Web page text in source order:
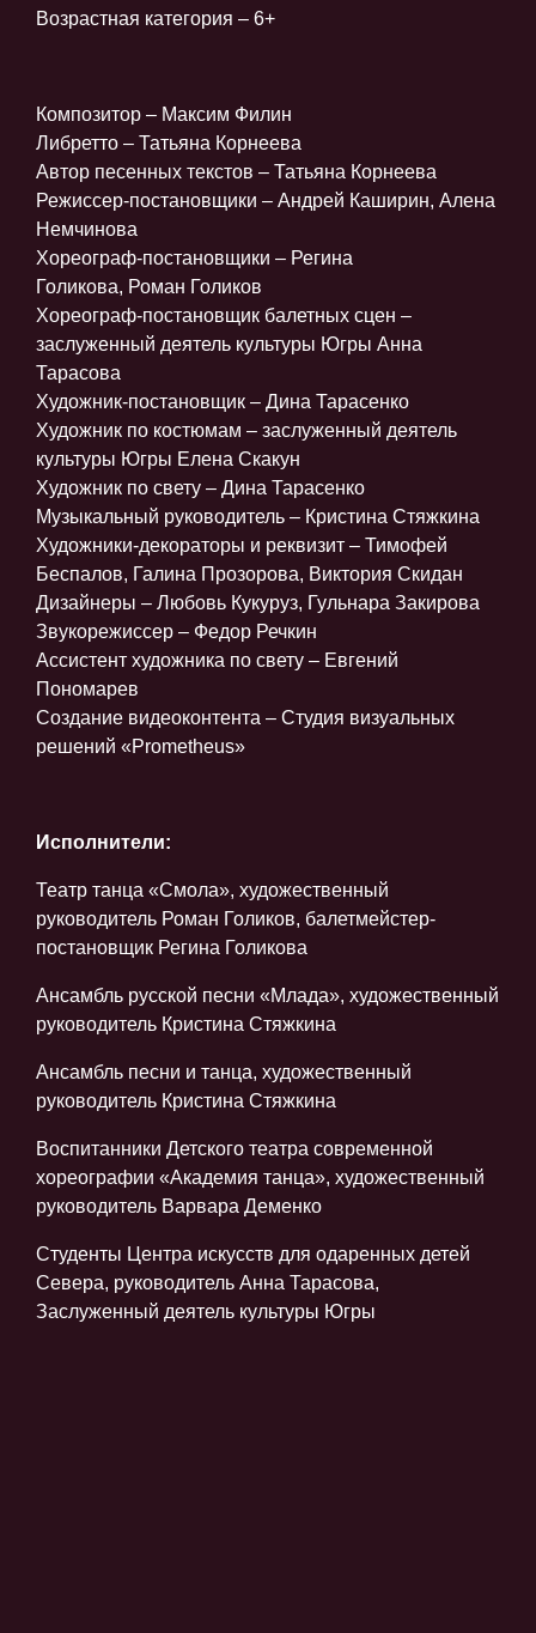
Возрастная категория – 6+
Композитор – Максим Филин
Либретто – Татьяна Корнеева
Автор песенных текстов – Татьяна Корнеева
Режиссер-постановщики – Андрей Каширин, Алена
Немчинова
Хореограф-постановщики – Регина
Голикова, Роман Голиков
Хореограф-постановщик балетных сцен –
заслуженный деятель культуры Югры Анна
Тарасова
Художник-постановщик – Дина Тарасенко
Художник по костюмам – заслуженный деятель
культуры Югры Елена Скакун
Художник по свету – Дина Тарасенко
Музыкальный руководитель – Кристина Стяжкина
Художники-декораторы и реквизит – Тимофей
Беспалов, Галина Прозорова, Виктория Скидан
Дизайнеры – Любовь Кукуруз, Гульнара Закирова
Звукорежиссер – Федор Речкин
Ассистент художника по свету – Евгений
Пономарев
Создание видеоконтента – Студия визуальных
решений «Prometheus»
Исполнители:
Театр танца «Смола», художественный
руководитель Роман Голиков, балетмейстер-
постановщик Регина Голикова
Ансамбль русской песни «Млада», художественный
руководитель Кристина Стяжкина
Ансамбль песни и танца, художественный
руководитель Кристина Стяжкина
Воспитанники Детского театра современной
хореографии «Академия танца», художественный
руководитель Варвара Деменко
Студенты Центра искусств для одаренных детей
Севера, руководитель Анна Тарасова,
Заслуженный деятель культуры Югры